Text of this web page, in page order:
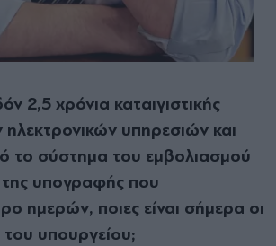
2,5 χρόνια καταιγιστικής
υπηρεσιών και
το σύστημα του εμβολιασμού
της υπογραφής που
ημερών, ποιες είναι σήμερα οι
του υπουργείου;